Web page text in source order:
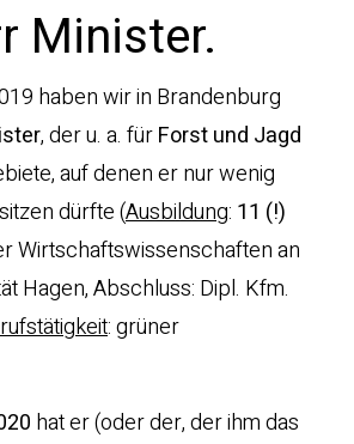
Minister.
haben wir in Brandenburg
, der u. a. fürForst und Jagd
auf denen er nur wenig
dürfte (Ausbildung: 11 (!)
Wirtschaftswissenschaften an
Hagen, Abschluss: Dipl. Kfm.
: grüner
hat er (oder der, der ihm das